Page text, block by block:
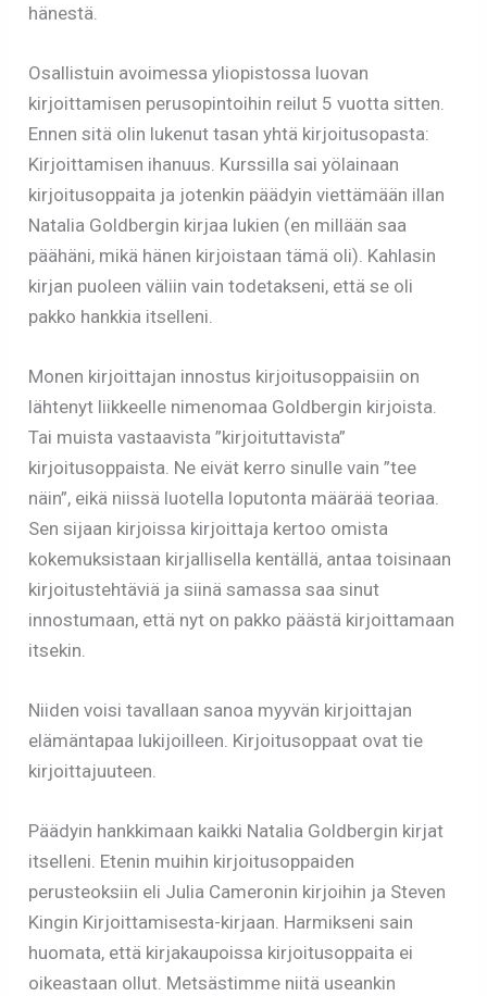
hänestä.
Osallistuin avoimessa yliopistossa luovan
kirjoittamisen perusopintoihin reilut 5 vuotta sitten.
Ennen sitä olin lukenut tasan yhtä kirjoitusopasta:
Kirjoittamisen ihanuus. Kurssilla sai yölainaan
kirjoitusoppaita ja jotenkin päädyin viettämään illan
Natalia Goldbergin kirjaa lukien (en millään saa
päähäni, mikä hänen kirjoistaan tämä oli). Kahlasin
kirjan puoleen väliin vain todetakseni, että se oli
pakko hankkia itselleni.
Monen kirjoittajan innostus kirjoitusoppaisiin on
lähtenyt liikkeelle nimenomaa Goldbergin kirjoista.
Tai muista vastaavista ”kirjoituttavista”
kirjoitusoppaista. Ne eivät kerro sinulle vain ”tee
näin”, eikä niissä luotella loputonta määrää teoriaa.
Sen sijaan kirjoissa kirjoittaja kertoo omista
kokemuksistaan kirjallisella kentällä, antaa toisinaan
kirjoitustehtäviä ja siinä samassa saa sinut
innostumaan, että nyt on pakko päästä kirjoittamaan
itsekin.
Niiden voisi tavallaan sanoa myyvän kirjoittajan
elämäntapaa lukijoilleen. Kirjoitusoppaat ovat tie
kirjoittajuuteen.
Päädyin hankkimaan kaikki Natalia Goldbergin kirjat
itselleni. Etenin muihin kirjoitusoppaiden
perusteoksiin eli Julia Cameronin kirjoihin ja Steven
Kingin Kirjoittamisesta-kirjaan. Harmikseni sain
huomata, että kirjakaupoissa kirjoitusoppaita ei
oikeastaan ollut. Metsästimme niitä useankin